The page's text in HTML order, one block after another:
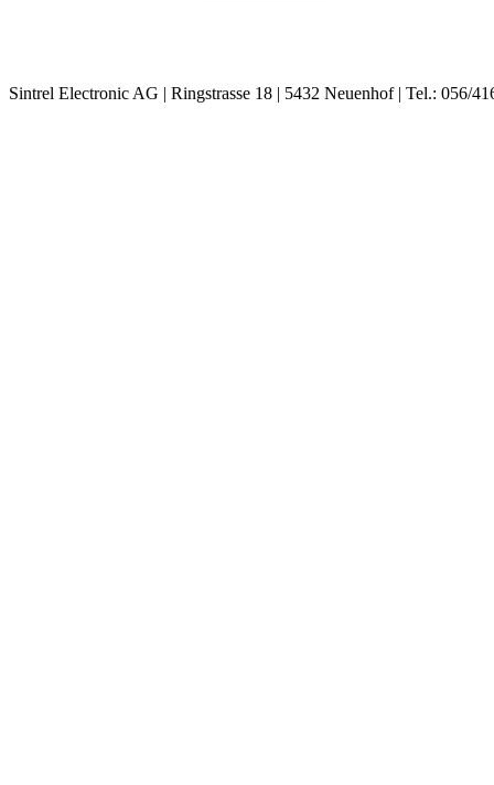
Sintrel Electronic AG | Ringstrasse 18 | 5432 Neuenhof | Tel.: 056/